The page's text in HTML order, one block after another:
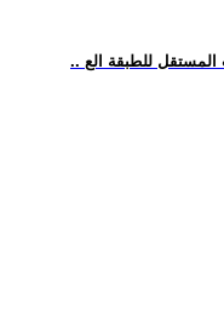
للطبقة الع